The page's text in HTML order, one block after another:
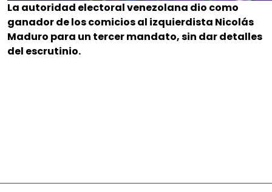
La autoridad electoral venezolana dio como
ganador de los comicios al izquierdista Nicolás
Maduro para un tercer mandato, sin dar detalles
del escrutinio.